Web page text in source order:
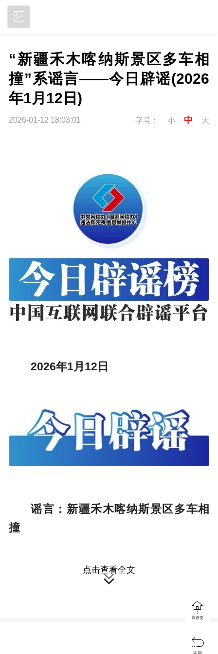
“新疆禾木喀纳斯景区多车相
撞”系谣言——今日辟谣(2026
年1月12日)
2026-01-12 18:03:01 字号： 小 中 大
2026年1月12日
谣言：新疆禾木喀纳斯景区多车相
撞
点击查看全文


回首页

返 回